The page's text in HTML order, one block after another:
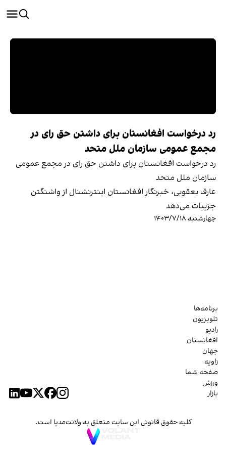
رد درخواست افغانستان برای داشتن حق رای در
مجمع عمومی سازمان ملل متحد
رد درخواست افغانستان برای داشتن حق رای در مجمع عمومی
سازمان ملل متحد
عارف یعقوبی، خبرنگار افغانستان اینترنشنال از واشنگتن
جزییات می‌دهد
چهارشنبه ۱۴۰۳/۷/۱۸
برنامه‌ها
تلویزیون
رادیو
افغانستان
جهان
زاویه
صفحه شما
ورزش
بازار
کلیه حقوق قانونی این سایت متعلق به ولانت‌مدیا است.